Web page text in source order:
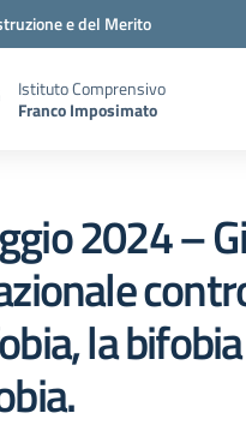
e del Merito
Istituto Comprensivo
Franco Imposimato
2024 –
la